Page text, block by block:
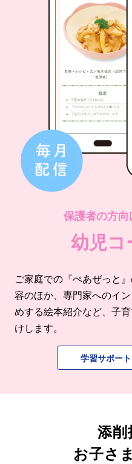
保護者の方
幼児コ
ご家庭での『ぺあぜっと
容のほか、専門家へのイ
めする絵本紹介など、子
けします。
学習サポー
添削
お子さ